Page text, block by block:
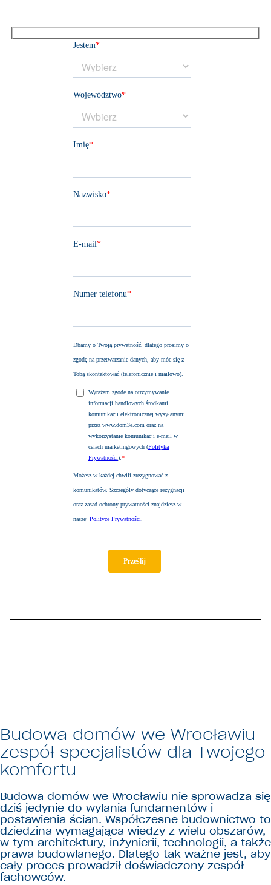
Budowa domów we Wrocławiu –
zespół specjalistów dla Twojego
komfortu
Budowa domów we Wrocławiu nie sprowadza się
dziś jedynie do wylania fundamentów i
postawienia ścian. Współczesne budownictwo to
dziedzina wymagająca wiedzy z wielu obszarów,
w tym architektury, inżynierii, technologii, a także
prawa budowlanego. Dlatego tak ważne jest, aby
cały proces prowadził doświadczony zespół
fachowców.